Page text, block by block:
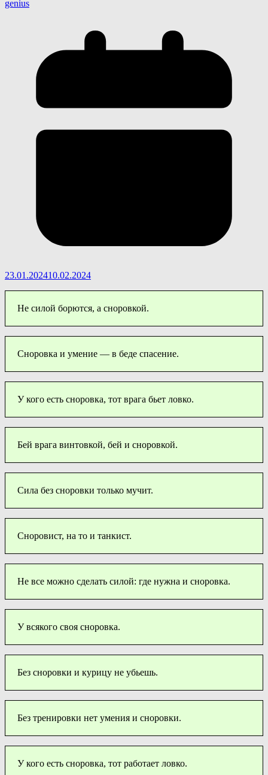
genius
23.01.202410.02.2024
Не силой борются, а сноровкой.
Сноровка и умение — в беде спасение.
У кого есть сноровка, тот врага бьет ловко.
Бей врага винтовкой, бей и сноровкой.
Сила без сноровки только мучит.
Сноровист, на то и танкист.
Не все можно сделать силой: где нужна и сноровка.
У всякого своя сноровка.
Без сноровки и курицу не убьешь.
Без тренировки нет умения и сноровки.
У кого есть сноровка, тот работает ловко.